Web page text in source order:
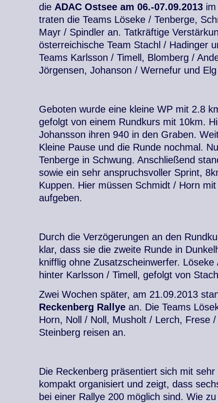
die ADAC Ostsee am 06.-07.09.2013
traten die Teams Löseke / Tenberge,
Mayr / Spindler an. Tatkräftige
österreichische Team Stachl / Hadinger
Teams Karlsson / Timell, Blomberg /
Jörgensen, Johanson / Wernefur und
Geboten wurde eine kleine WP mit 2.8
gefolgt von einem Rundkurs mit 10km.
Johansson ihren 940 in den Graben.
Kleine Pause und die Runde nochmal.
Tenberge in Schwung. Anschließend
sowie ein sehr anspruchsvoller Sprint,
Kuppen. Hier müssen Schmidt / Horn
aufgeben.
Durch die Verzögerungen an den
klar, dass sie die zweite Runde in
knifflig ohne Zusatzscheinwerfer.
hinter Karlsson / Timell, gefolgt von
Zwei Wochen später, am 21.09.2013
Reckenberg Rallye an. Die Teams
Horn, Noll / Noll, Musholt / Lerch, Frese
Steinberg reisen an.
Die Reckenberg präsentiert sich mit
kompakt organisiert und zeigt, dass
bei einer Rallye 200 möglich sind. Wie